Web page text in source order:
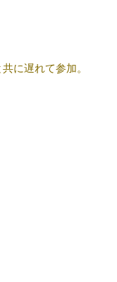
に遅れて参加。